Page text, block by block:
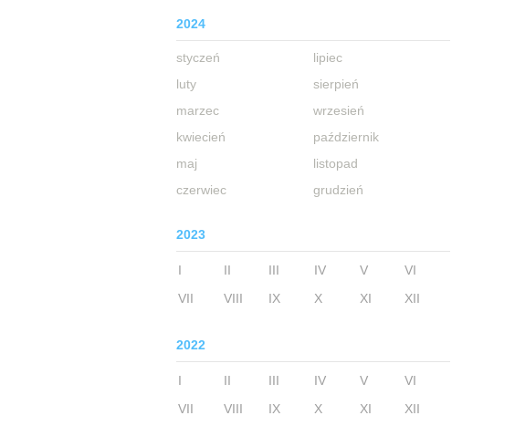
2024
styczeń
luty
marzec
kwiecień
maj
czerwiec
lipiec
sierpień
wrzesień
październik
listopad
grudzień
2023
I II III IV V
VI
VII
VIII IX X XI XII
2022
I II III IV V
VI
VII
VIII IX X XI XII